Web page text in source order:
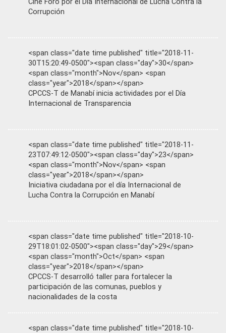
Cine Foro por el Día Internacional de Lucha Contra la
Corrupción
<span class="date time published" title="2018-11-
30T15:20:49-0500"><span class="day">30</span>
<span class="month">Nov</span> <span
class="year">2018</span></span>
CPCCS-T de Manabí inicia actividades por el Día
Internacional de Transparencia
<span class="date time published" title="2018-11-
23T07:49:12-0500"><span class="day">23</span>
<span class="month">Nov</span> <span
class="year">2018</span></span>
Iniciativa ciudadana por el día Internacional de
Lucha Contra la Corrupción en Manabí
<span class="date time published" title="2018-10-
29T18:01:02-0500"><span class="day">29</span>
<span class="month">Oct</span> <span
class="year">2018</span></span>
CPCCS-T desarrolló taller para fortalecer la
participación de las comunas, pueblos y
nacionalidades de la costa
<span class="date time published" title="2018-10-